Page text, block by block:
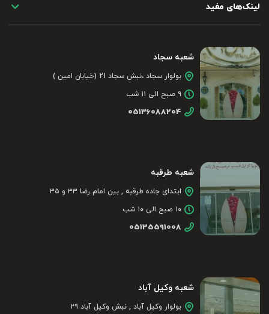
لینک‌های مفید
شعبه سجاد
بولوار سجاد ،نبش سجاد 21 (خیابان امین )
۹ صبح الی ۱۱ شب
05136088204
شعبه طرقبه
ابتدای جاده طرقبه , بین امام رضا ۳۳ و ۳۵
۱۰ صبح الی ۱۰ شب
05135591008
شعبه وکیل آباد
بولوار وکیل آباد , نبش وکیل آباد ۲۹